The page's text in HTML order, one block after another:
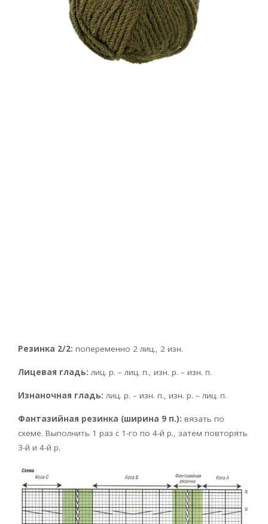
Резинка 2/2: попеременно 2 лиц., 2 изн.
Лицевая гладь: лиц. р. – лиц. п., изн. р. – изн. п.
Изнаночная гладь: лиц. р. – изн. п., изн. р. – лиц. п.
Фантазийная резинка (ширина 9 п.): вязать по
схеме. Выполнить 1 раз с 1-го по 4-й р., затем повторять
3-й и 4-й р.